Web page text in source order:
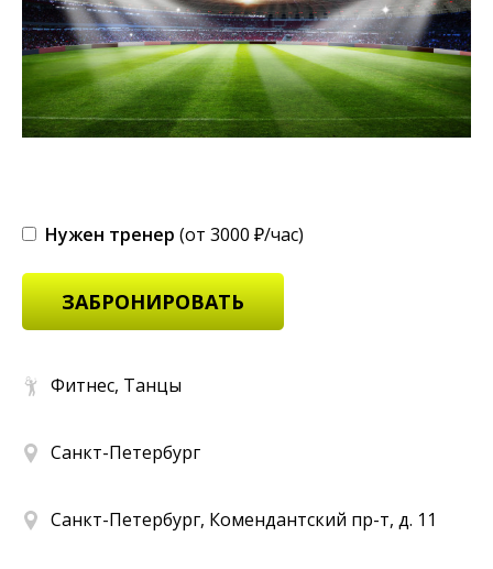
Нужен тренер (от 3000 ₽/час)
ЗАБРОНИРОВАТЬ
Фитнес, Танцы
Санкт-Петербург
Санкт-Петербург, Комендантский пр-т, д. 11